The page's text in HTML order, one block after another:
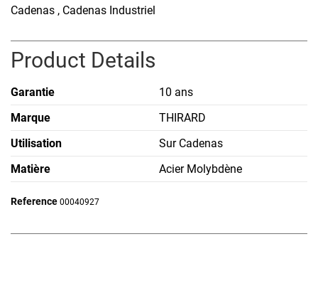
Cadenas , Cadenas Industriel
Product Details
Garantie
10 ans
Marque
THIRARD
Utilisation
Sur Cadenas
Matière
Acier Molybdène
Reference 00040927